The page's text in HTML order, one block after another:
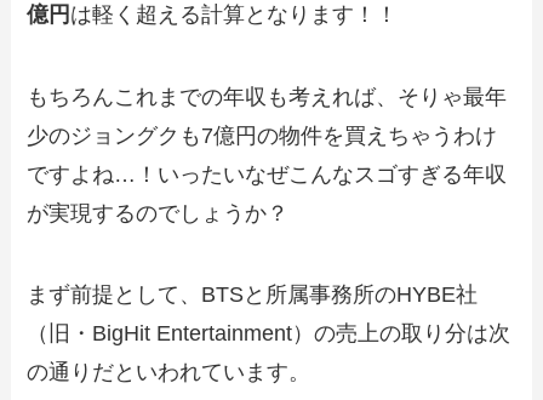
億円 は軽く超える計算となります！！
もちろんこれまでの年収も考えれば、そりゃ最年
少のジョングクも7億円の物件を買えちゃうわけ
ですよね…！いったいなぜこんなスゴすぎる年収
が実現するのでしょうか？
まず前提として、BTSと所属事務所のHYBE社
（旧・BigHit Entertainment）の売上の取り分は次
の通りだといわれています。